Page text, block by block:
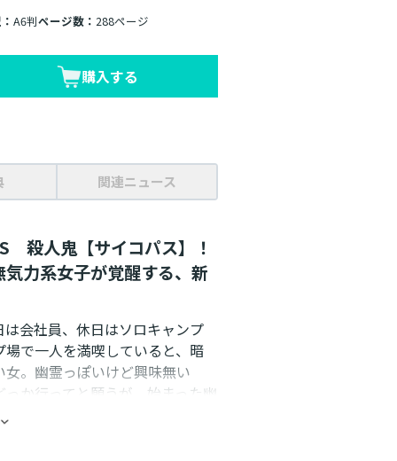
A6判ページ数：288ページ
購入する
関連ニュース
殺人鬼【サイコパス】！
力系女子が覚醒する、新
会社員、休日はソロキャンプ
で一人を満喫していると、暗
。幽霊っぽいけど興味無い
か行ってと願うが、始まった幽
く。このキャンプ場、幽霊よ